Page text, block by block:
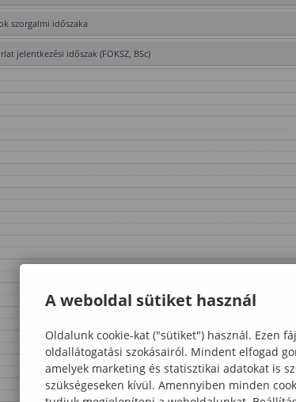
szorgalmi időszaka
jelentkezési időszak (FOKSZ, BSc)
A weboldal sütiket használ
Oldalunk cookie-kat ("sütiket") használ. Ezen
oldallátogatási szokásairól. Mindent elfogad
amelyek marketing és statisztikai adatokat is
szükségeseken kívül. Amennyiben minden